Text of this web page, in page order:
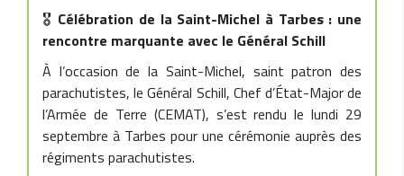
🎖️ Célébration de la Saint-Michel à Tarbes : une
rencontre marquante avec le Général Schill
À l’occasion de la Saint-Michel, saint patron des
parachutistes, le Général Schill, Chef d’État-Major de
l’Armée de Terre (CEMAT), s’est rendu le lundi 29
septembre à Tarbes pour une cérémonie auprès des
régiments parachutistes.